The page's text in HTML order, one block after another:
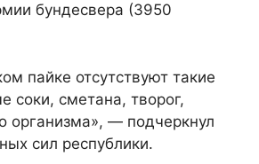
бундесвера (3950
пайке отсутствуют такие
соки, сметана, творог,
организма», — подчеркнул
сил республики.